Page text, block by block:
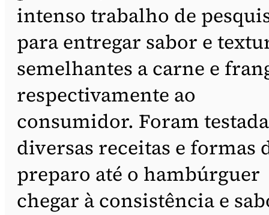
intenso trabalho de
para entregar sabor e
semelhantes a carne e
respectivamente ao
consumidor. Foram
diversas receitas e formas
preparo até o hambúrguer
chegar à consistência e